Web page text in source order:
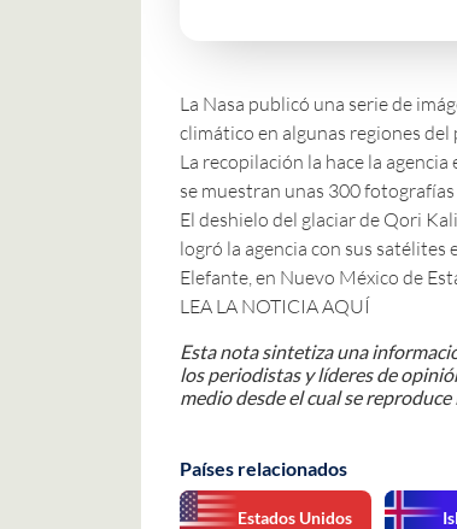
La Nasa publicó una serie de
climático en algunas regiones del
La recopilación la hace la
se muestran unas 300
El deshielo del glaciar de Qori
logró la agencia con sus satélites
Elefante, en Nuevo México de
LEA LA NOTICIA AQUÍ
Esta nota sintetiza una
los periodistas y líderes de
medio desde el cual se
Países relacionados
Estados Unidos